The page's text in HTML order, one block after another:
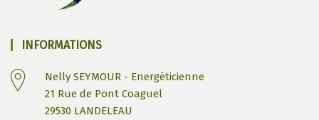
INFORMATIONS
Nelly SEYMOUR - Energéticienne
21 Rue de Pont Coaguel
29530 LANDELEAU